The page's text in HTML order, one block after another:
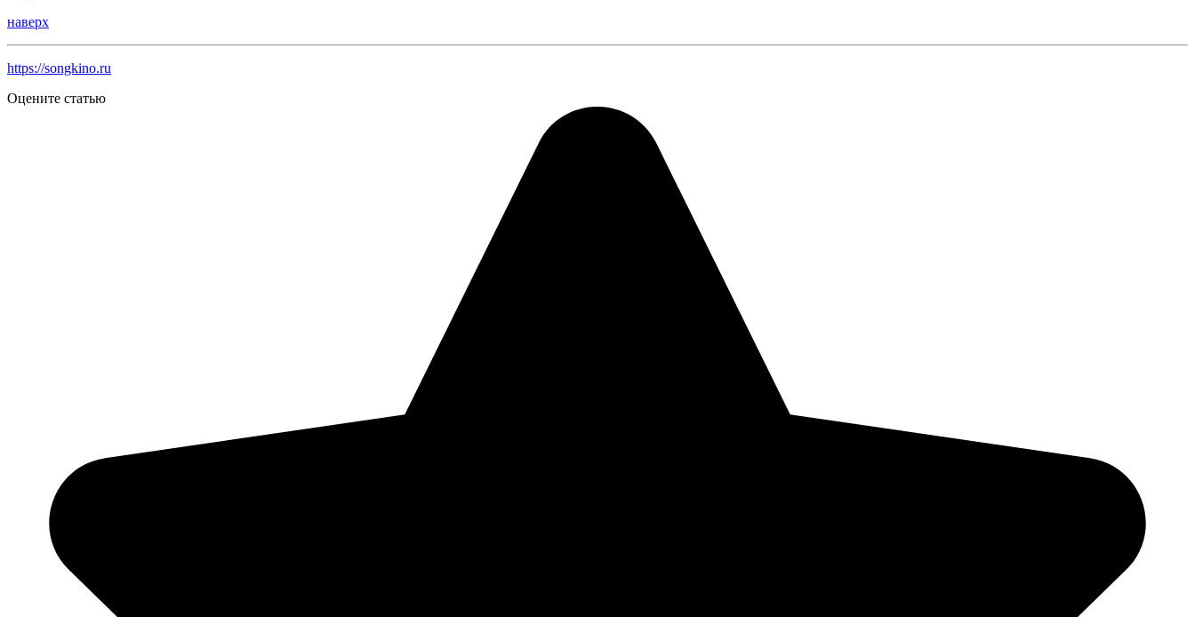
наверх
https://songkino.ru
Оцените статью